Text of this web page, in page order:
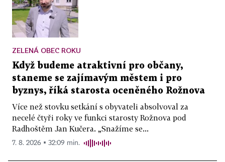
ZELENÁ OBEC ROKU
Když budeme atraktivní pro občany,
staneme se zajímavým městem i pro
byznys, říká starosta oceněného Rožnova
Více než stovku setkání s obyvateli absolvoval za
necelé čtyři roky ve funkci starosty Rožnova pod
Radhoštěm Jan Kučera. „Snažíme se...
7. 8. 2026 ▪ 32:09 min.